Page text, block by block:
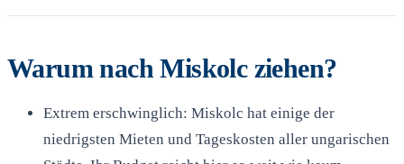
Warum nach Miskolc ziehen?
Extrem erschwinglich: Miskolc hat einige der
niedrigsten Mieten und Tageskosten aller ungarischen